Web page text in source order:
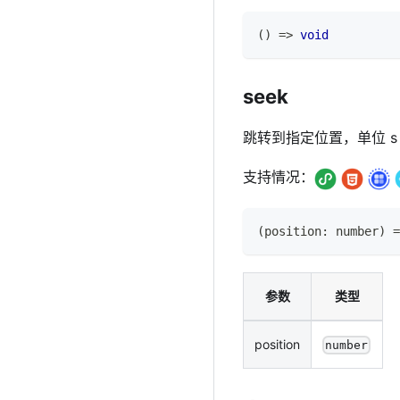
( ) => void
seek
跳转到指定位置，单位 s
支持情况：
(position: number)
参数 类型
position number